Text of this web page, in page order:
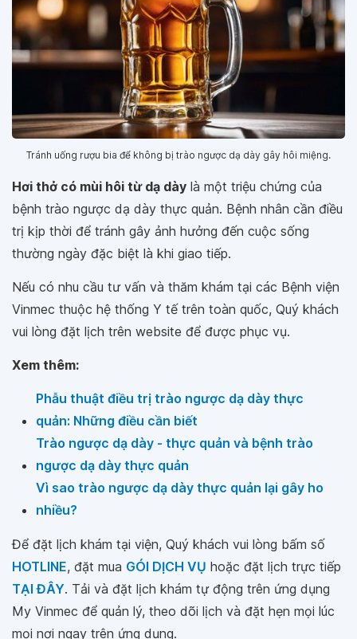
Tránh uống rượu bia để không bị trào ngược dạ dày gây hôi miệng.
Hơi thở có mùi hôi từ dạ dày là một triệu chứng của
bệnh trào ngược dạ dày thực quản. Bệnh nhân cần điều
trị kịp thời để tránh gây ảnh hưởng đến cuộc sống
thường ngày đặc biệt là khi giao tiếp.
Nếu có nhu cầu tư vấn và thăm khám tại các Bệnh viện
Vinmec thuộc hệ thống Y tế trên toàn quốc, Quý khách
vui lòng đặt lịch trên website để được phục vụ.
Xem thêm:
Phẫu thuật điều trị trào ngược dạ dày thực
quản: Những điều cần biết
Trào ngược dạ dày - thực quản và bệnh trào
ngược dạ dày thực quản
Vì sao trào ngược dạ dày thực quản lại gây ho
nhiều?
Để đặt lịch khám tại viện, Quý khách vui lòng bấm số
HOTLINE, đặt mua GÓI DỊCH VỤ hoặc đặt lịch trực tiếp
TẠI ĐÂY. Tải và đặt lịch khám tự động trên ứng dụng
My Vinmec để quản lý, theo dõi lịch và đặt hẹn mọi lúc
mọi nơi ngay trên ứng dụng.